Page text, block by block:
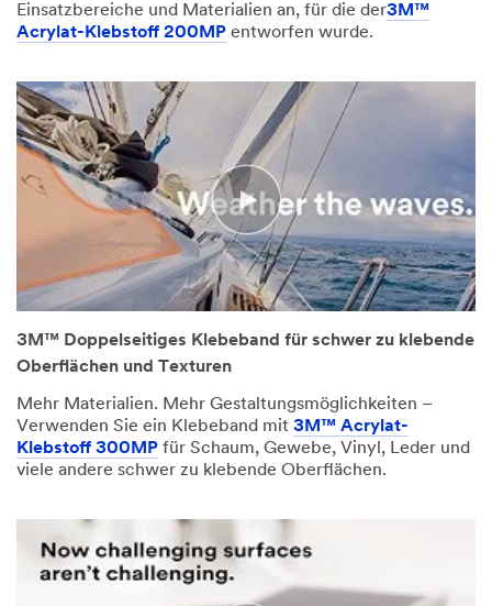
Einsatzbereiche und Materialien an, für die der3M™
Acrylat-Klebstoff 200MP entworfen wurde.
3M™ Doppelseitiges Klebeband für schwer zu klebende
Oberflächen und Texturen
Mehr Materialien. Mehr Gestaltungsmöglichkeiten –
Verwenden Sie ein Klebeband mit 3M™ Acrylat-
Klebstoff 300MP für Schaum, Gewebe, Vinyl, Leder und
viele andere schwer zu klebende Oberflächen.